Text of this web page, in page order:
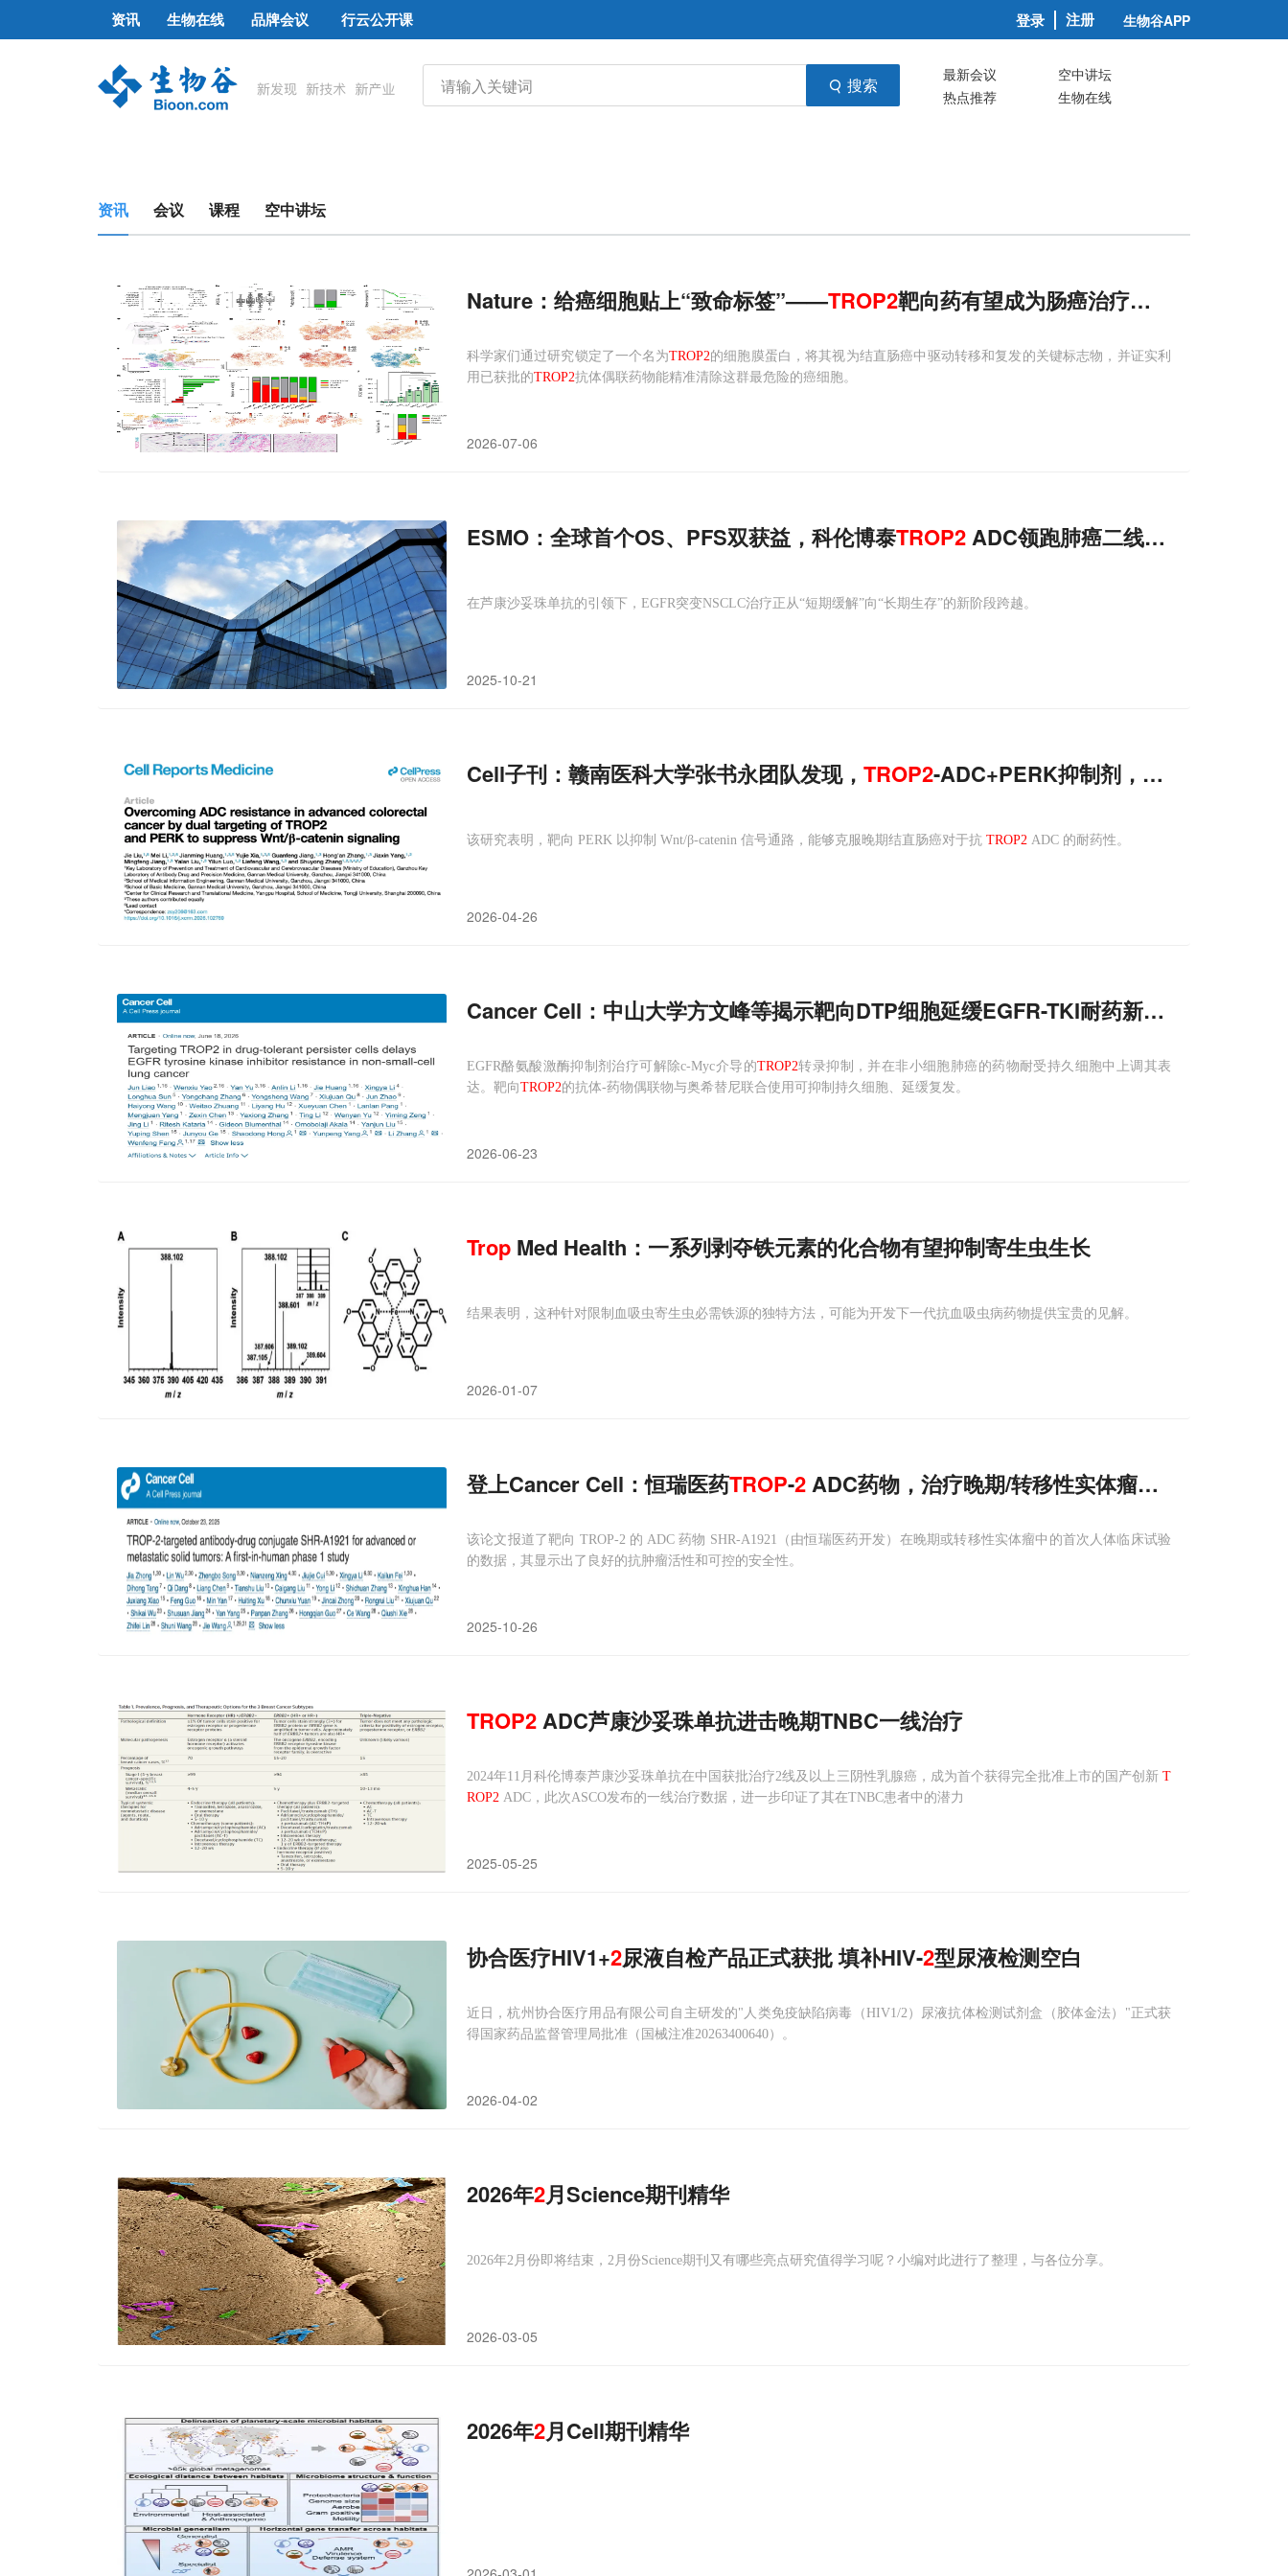
资讯 生物在线 品牌会议 行云公开课 登录 注册 生物谷APP
搜索 最新会议
空中讲坛
热点推荐
生物在线
资讯 会议 课程 空中讲坛
Nature：给癌细胞贴上“致命标签”——TROP2靶向药有望成为肠癌治疗新利器
科学家们通过研究锁定了一个名为TROP2的细胞膜蛋白，将其视为结直肠癌中驱动转移和复发的关键标志物，并证实利
用已获批的TROP2抗体偶联药物能精准清除这群最危险的癌细胞。
2026-07-06
ESMO：全球首个OS、PFS双获益，科伦博泰TROP2ADC领跑肺癌二线治疗
在芦康沙妥珠单抗的引领下，EGFR突变NSCLC治疗正从“短期缓解”向“长期生存”的新阶段跨越。
2025-10-21
Cell子刊：赣南医科大学张书永团队发现， TROP2-ADC+PERK抑制剂，可克服晚期结
该研究表明，靶向 PERK 以抑制 Wnt/β-catenin 信号通路，能够克服晚期结直肠癌对于抗 TROP2 ADC 的耐药性。
2026-04-26
Cancer Cell：中山大学方文峰等揭示靶向DTP细胞延缓EGFR-TKI耐药新机制，提出
EGFR酪氨酸激酶抑制剂治疗可解除c-Myc介导的TROP2转录抑制，并在非小细胞肺癌的药物耐受持久细胞中上调其表
达。靶向TROP2的抗体-药物偶联物与奥希替尼联合使用可抑制持久细胞、延缓复发。
2026-06-23
Trop Med Health‌：一系列剥夺铁元素的化合物有望抑制寄生虫生长
结果表明，这种针对限制血吸虫寄生虫必需铁源的独特方法，可能为开发下一代抗血吸虫病药物提供宝贵的见解。
2026-01-07
登上Cancer Cell：恒瑞医药TROP-2ADC药物，治疗晚期/转移性实体瘤的首次人试验
该论文报道了靶向 TROP-2 的 ADC 药物 SHR-A1921（由恒瑞医药开发）在晚期或转移性实体瘤中的首次人体临床试验
的数据，其显示出了良好的抗肿瘤活性和可控的安全性。
2025-10-26
TROP2ADC芦康沙妥珠单抗进击晚期TNBC一线治疗
2024年11月科伦博泰芦康沙妥珠单抗在中国获批治疗2线及以上三阴性乳腺癌，成为首个获得完全批准上市的国产创新 T
ROP2 ADC，此次ASCO发布的一线治疗数据，进一步印证了其在TNBC患者中的潜力
2025-05-25
协合医疗HIV1+2尿液自检产品正式获批 填补HIV-2型尿液检测空白
近日，杭州协合医疗用品有限公司自主研发的"人类免疫缺陷病毒（HIV1/2）尿液抗体检测试剂盒（胶体金法）"正式获
得国家药品监督管理局批准（国械注准20263400640）。
2026-04-02
2026年2月Science期刊精华
2026年2月份即将结束，2月份Science期刊又有哪些亮点研究值得学习呢？小编对此进行了整理，与各位分享。
2026-03-05
2026年2月Cell期刊精华